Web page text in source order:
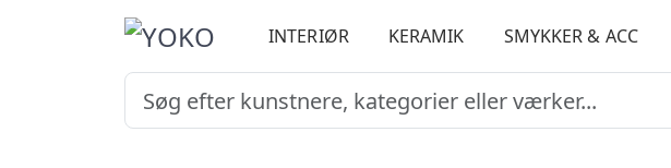
INTERIØR KERAMIK SMYKKER & ACC